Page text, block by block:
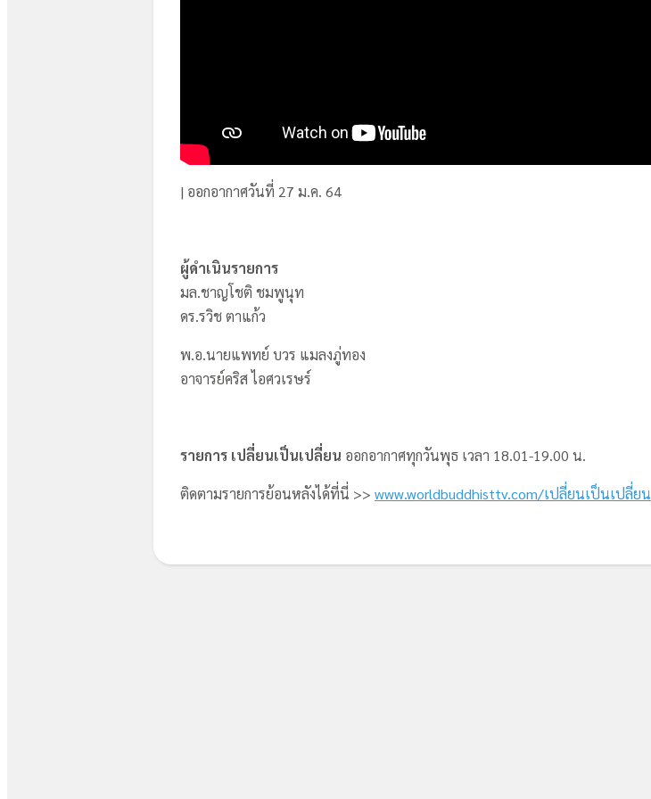
| ออกอากาศวันที่ 27 ม.ค. 64
ผู้ดำเนินรายการ
มล.ชาญโชติ ชมพูนุท
ดร.รวิช ตาแก้ว
พ.อ.นายแพทย์ บวร แมลงภู่ทอง
อาจารย์คริส ไอศวเรษร์
รายการ เปลี่ยนเป็นเปลี่ยน ออกอากาศทุกวันพุธ เวลา 18.01-19.00 น.
ติดตามรายการย้อนหลังได้ที่นี่ >> www.worldbuddhisttv.com/เปลี่ยนเป็นเปลี่ยน